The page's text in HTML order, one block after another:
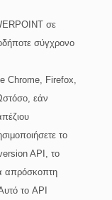
σε
σύγχρονο
Chrome, Firefox,
εάν
το
API, το
απρόσκοπτη
το API